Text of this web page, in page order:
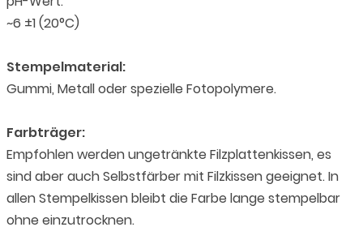
~6 ±1 (20°C)
Stempelmaterial:
Gummi, Metall oder spezielle Fotopolymere.
Farbträger:
Empfohlen werden ungetränkte Filzplattenkissen, es
sind aber auch Selbstfärber mit Filzkissen geeignet. In
allen Stempelkissen bleibt die Farbe lange stempelbar
ohne einzutrocknen.